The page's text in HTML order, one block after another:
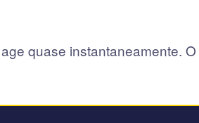
quase instantaneamente.